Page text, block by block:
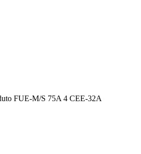
FUE-M/S 75A 4 CEE-32A